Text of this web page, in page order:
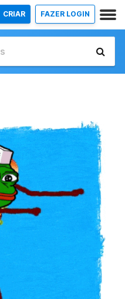
CRIAR FAZER LOGIN